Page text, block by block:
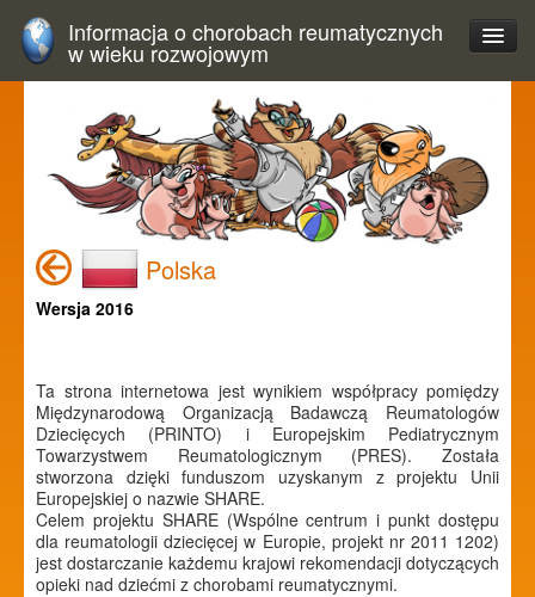
Informacja o chorobach reumatycznych
w wieku rozwojowym
Polska
Wersja 2016
Ta strona internetowa jest wynikiem współpracy pomiędzy
Międzynarodową Organizacją Badawczą Reumatologów
Dziecięcych (PRINTO) i Europejskim Pediatrycznym
Towarzystwem Reumatologicznym (PRES). Została
stworzona dzięki funduszom uzyskanym z projektu Unii
Europejskiej o nazwie SHARE.
Celem projektu SHARE (Wspólne centrum i punkt dostępu
dla reumatologii dziecięcej w Europie, projekt nr 2011 1202)
jest dostarczanie każdemu krajowi rekomendacji dotyczących
opieki nad dziećmi z chorobami reumatycznymi.